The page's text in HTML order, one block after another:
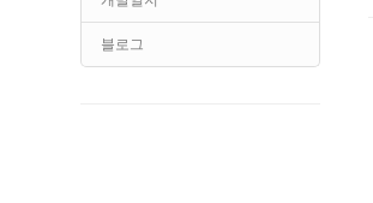
블로그